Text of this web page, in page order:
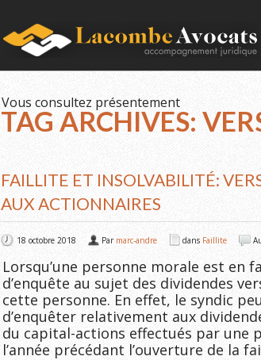
Vous consultez présentement
TAG ARCHIVES:
FAILLITE ET INSOLVABILITÉ:
AUX ACTIONNAIRES
18 octobre 2018 Par marc-andre dans Faillite
Lorsqu’une personne morale est en
d’enquête au sujet des dividendes
cette personne. En effet, le syndic
d’enquêter relativement aux
du capital-actions effectués par une
l’année précédant l’ouverture de la